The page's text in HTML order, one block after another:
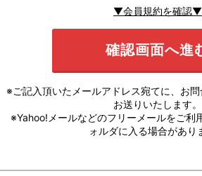
▼会員規約を確認▼
※ご記入頂いたメールアドレス宛てに、お
お送りいたします。
※Yahoo!メールなどのフリーメールをご利
ォルダに入る場合があり